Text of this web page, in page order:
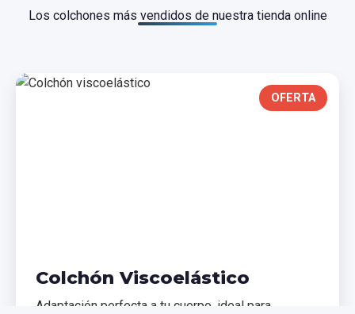
Los colchones más vendidos de nuestra tienda online
OFERTA
Colchón Viscoelástico
Adaptación perfecta a tu cuerpo, ideal para